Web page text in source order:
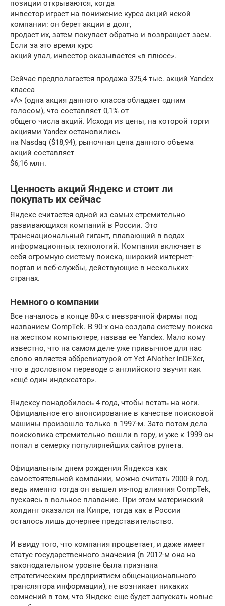
позиции открываются, когда
инвестор играет на понижение курса акций некой
компании: он берет акции в долг,
продает их, затем покупает обратно и возвращает заем.
Если за это время курс
акций упал, инвестор оказывается «в плюсе».
Сейчас предполагается продажа 325,4 тыс. акций Yandex
класса
«А» (одна акция данного класса обладает одним
голосом), что составляет 0,1% от
общего числа акций. Исходя из цены, на которой торги
акциями Yandex остановились
на Nasdaq ($18,94), рыночная цена данного объема
акций составляет
$6,16 млн.
Ценность акций Яндекс и стоит ли
покупать их сейчас
Яндекс считается одной из самых стремительно
развивающихся компаний в России. Это
транснациональный гигант, плавающий в водах
информационных технологий. Компания включает в
себя огромную систему поиска, широкий интернет-
портал и веб-службы, действующие в нескольких
странах.
Немного о компании
Все началось в конце 80-х с невзрачной фирмы под
названием CompTek. В 90-х она создала систему поиска
на жестком компьютере, назвав ее Yandex. Мало кому
известно, что на самом деле уже привычное для нас
слово является аббревиатурой от Yet ANother inDEXer,
что в дословном переводе с английского звучит как
«ещё один индексатор».
Яндексу понадобилось 4 года, чтобы встать на ноги.
Официальное его анонсирование в качестве поисковой
машины произошло только в 1997-м. Зато потом дела
поисковика стремительно пошли в гору, и уже к 1999 он
попал в семерку популярнейших сайтов рунета.
Официальным днем рождения Яндекса как
самостоятельной компании, можно считать 2000-й год,
ведь именно тогда он вышел из-под влияния CompTek,
пускаясь в вольное плавание. При этом материнский
холдинг оказался на Кипре, тогда как в России
осталось лишь дочернее представительство.
И ввиду того, что компания процветает, и даже имеет
статус государственного значения (в 2012-м она на
законодательном уровне была признана
стратегическим предприятием общенационального
транслятора информации), не возникает никаких
сомнений в том, что Яндекс еще будет запускать новые